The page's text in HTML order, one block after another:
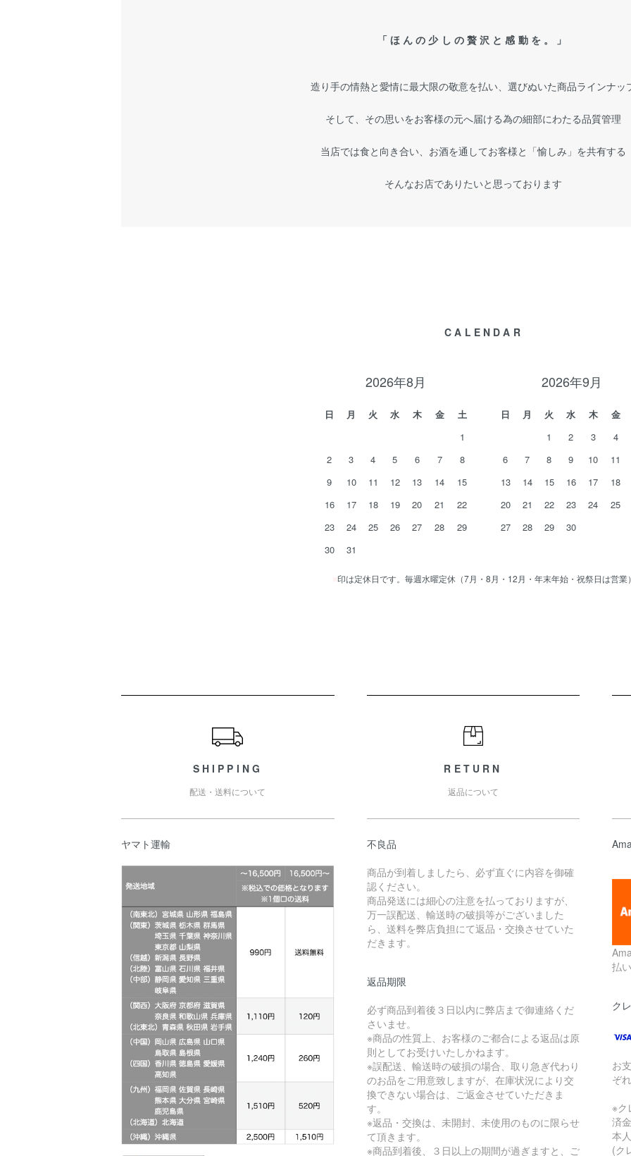
「ほんの少しの贅沢と感動を。」
造り手の情熱と愛情に最大限の敬意を払い、選びぬいた商品ラインナッ
そして、その思いをお客様の元へ届ける為の細部にわたる品質管理
当店では食と向き合い、お酒を通してお客様と「愉しみ」を共有する
そんなお店でありたいと思っております
CALENDAR
2026年8月
日 月 火 水 木 金
土
1
2
3 4 5 6 7
8
9
10 11 12 13 14
15
16
17 18 19 20 21
22
23
24 25 26 27 28
29
30
31
2026年9月
日 月 火 水 木
金
1
2 3
4
6
7 8 9 10
11
13
14 15 16 17
18
20
21 22 23 24
25
27
28 29 30
印は定休日です。毎週水曜定休（7月・8月・12月・年末年始・祝祭日は営業
SHIPPING
配送・送料について
ヤマト運輸
RETURN
返品について
不良品
商品が到着しましたら、必ず直ぐに内容を御確
認ください。
商品発送には細心の注意を払っておりますが、
万一誤配送、輸送時の破損等がございました
ら、送料を弊店負担にて返品・交換させていた
だきます。
返品期限
必ず商品到着後３日以内に弊店まで御連絡くだ
さいませ。
※商品の性質上、お客様のご都合による返品は原
則としてお受けいたしかねます。
※誤配送、輸送時の破損の場合、取り急ぎ代わり
のお品をご用意致しますが、在庫状況により交
換できない場合は、ご返金させていただきま
す。
※返品・交換は、未開封、未使用のものに限らせ
て頂きます。
※商品到着後、３日以上の期間が過ぎますと、ご
払
ク
お
ぞ
※ク
済
本
(ク